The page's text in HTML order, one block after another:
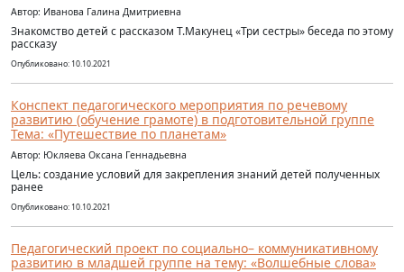
Автор: Иванова Галина Дмитриевна
Знакомство детей с рассказом Т.Макунец «Три сестры» беседа по этому
рассказу
Опубликовано: 10.10.2021
Конспект педагогического мероприятия по речевому
развитию (обучение грамоте) в подготовительной группе
Тема: «Путешествие по планетам»
Автор: Юкляева Оксана Геннадьевна
Цель: создание условий для закрепления знаний детей полученных
ранее
Опубликовано: 10.10.2021
Педагогический проект по социально– коммуникативному
развитию в младшей группе на тему: «Волшебные слова»